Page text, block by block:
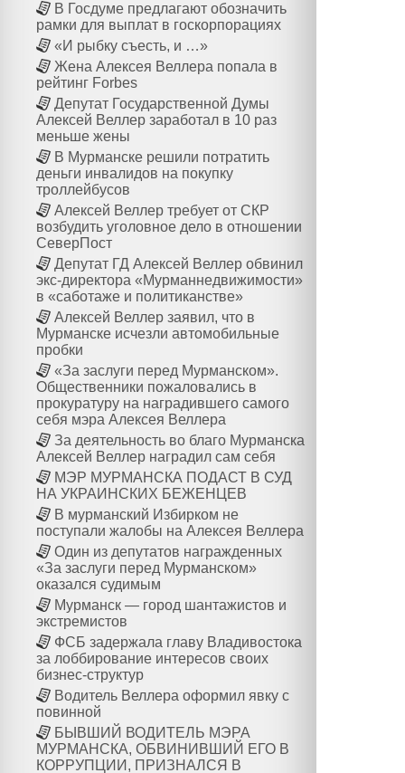
В Госдуме предлагают обозначить
рамки для выплат в госкорпорациях
«И рыбку съесть, и …»
Жена Алексея Веллера попала в
рейтинг Forbes
Депутат Государственной Думы
Алексей Веллер заработал в 10 раз
меньше жены
В Мурманске решили потратить
деньги инвалидов на покупку
троллейбусов
Алексей Веллер требует от СКР
возбудить уголовное дело в отношении
СеверПост
Депутат ГД Алексей Веллер обвинил
экс-директора «Мурманнедвижимости»
в «саботаже и политиканстве»
Алексей Веллер заявил, что в
Мурманске исчезли автомобильные
пробки
«За заслуги перед Мурманском».
Общественники пожаловались в
прокуратуру на наградившего самого
себя мэра Алексея Веллера
За деятельность во благо Мурманска
Алексей Веллер наградил сам себя
МЭР МУРМАНСКА ПОДАСТ В СУД
НА УКРАИНСКИХ БЕЖЕНЦЕВ
В мурманский Избирком не
поступали жалобы на Алексея Веллера
Один из депутатов награжденных
«За заслуги перед Мурманском»
оказался судимым
Мурманск — город шантажистов и
экстремистов
ФСБ задержала главу Владивостока
за лоббирование интересов своих
бизнес-структур
Водитель Веллера оформил явку с
повинной
БЫВШИЙ ВОДИТЕЛЬ МЭРА
МУРМАНСКА, ОБВИНИВШИЙ ЕГО В
КОРРУПЦИИ, ПРИЗНАЛСЯ В